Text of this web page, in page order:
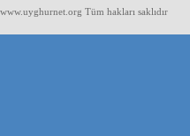
www.uyghurnet.org Tüm hakları saklıdır